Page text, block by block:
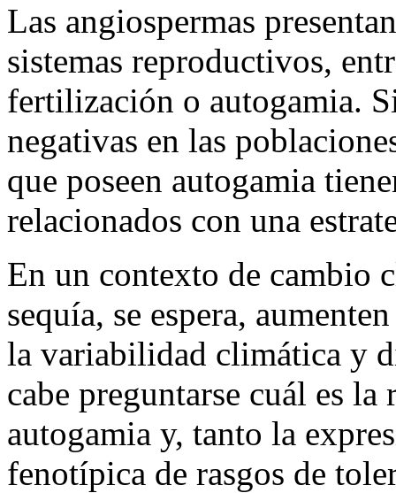
Las angiospermas
sistemas reproductivos,
fertilización o autogamia.
negativas en las
que poseen autogamia
relacionados con una
En un contexto de cambio
sequía, se espera,
la variabilidad climática y
cabe preguntarse cuál es la
autogamia y, tanto la
fenotípica de rasgos de